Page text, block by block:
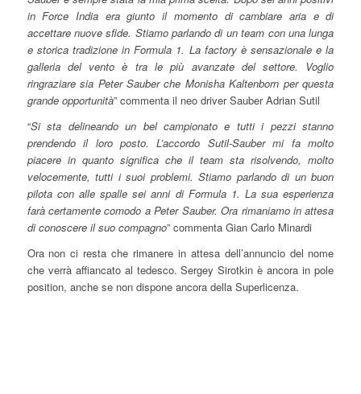
in Force India era giunto il momento di cambiare aria e di
accettare nuove sfide. Stiamo parlando di un team con una lunga
e storica tradizione in Formula 1. La factory è sensazionale e la
galleria del vento è tra le più avanzate del settore. Voglio
ringraziare sia Peter Sauber che Monisha Kaltenborn per questa
grande opportunità” commenta il neo driver Sauber Adrian Sutil
“Si sta delineando un bel campionato e tutti i pezzi stanno
prendendo il loro posto. L’accordo Sutil-Sauber mi fa molto
piacere in quanto significa che il team sta risolvendo, molto
velocemente, tutti i suoi problemi. Stiamo parlando di un buon
pilota con alle spalle sei anni di Formula 1. La sua esperienza
farà certamente comodo a Peter Sauber. Ora rimaniamo in attesa
di conoscere il suo compagno” commenta Gian Carlo Minardi
Ora non ci resta che rimanere in attesa dell’annuncio del nome
che verrà affiancato al tedesco. Sergey Sirotkin è ancora in pole
position, anche se non dispone ancora della Superlicenza.